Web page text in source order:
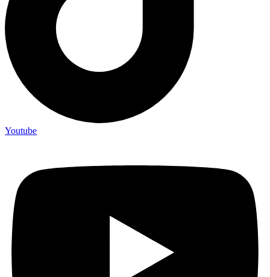
Youtube